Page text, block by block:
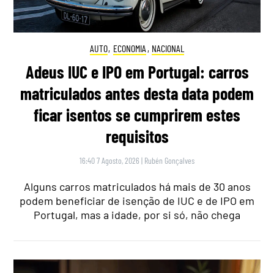
AUTO, ECONOMIA , NACIONAL
Adeus IUC e IPO em Portugal: carros
matriculados antes desta data podem
ficar isentos se cumprirem estes
requisitos
16:40 7 Agosto, 2026 | Rubén Gonçalves
Alguns carros matriculados há mais de 30 anos
podem beneficiar de isenção de IUC e de IPO em
Portugal, mas a idade, por si só, não chega